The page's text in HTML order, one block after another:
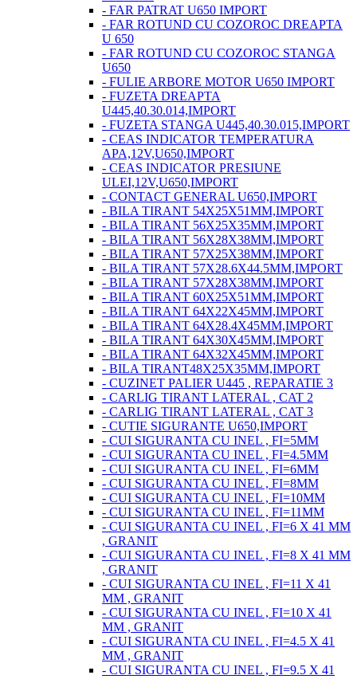
- FAR PATRAT U650 IMPORT
- FAR ROTUND CU COZOROC DREAPTA
U 650
- FAR ROTUND CU COZOROC STANGA
U650
- FULIE ARBORE MOTOR U650 IMPORT
- FUZETA DREAPTA
U445,40.30.014,IMPORT
- FUZETA STANGA U445,40.30.015,IMPORT
- CEAS INDICATOR TEMPERATURA
APA,12V,U650,IMPORT
- CEAS INDICATOR PRESIUNE
ULEI,12V,U650,IMPORT
- CONTACT GENERAL U650,IMPORT
- BILA TIRANT 54X25X51MM,IMPORT
- BILA TIRANT 56X25X35MM,IMPORT
- BILA TIRANT 56X28X38MM,IMPORT
- BILA TIRANT 57X25X38MM,IMPORT
- BILA TIRANT 57X28.6X44.5MM,IMPORT
- BILA TIRANT 57X28X38MM,IMPORT
- BILA TIRANT 60X25X51MM,IMPORT
- BILA TIRANT 64X22X45MM,IMPORT
- BILA TIRANT 64X28.4X45MM,IMPORT
- BILA TIRANT 64X30X45MM,IMPORT
- BILA TIRANT 64X32X45MM,IMPORT
- BILA TIRANT48X25X35MM,IMPORT
- CUZINET PALIER U445 , REPARATIE 3
- CARLIG TIRANT LATERAL , CAT 2
- CARLIG TIRANT LATERAL , CAT 3
- CUTIE SIGURANTE U650,IMPORT
- CUI SIGURANTA CU INEL , FI=5MM
- CUI SIGURANTA CU INEL , FI=4.5MM
- CUI SIGURANTA CU INEL , FI=6MM
- CUI SIGURANTA CU INEL , FI=8MM
- CUI SIGURANTA CU INEL , FI=10MM
- CUI SIGURANTA CU INEL , FI=11MM
- CUI SIGURANTA CU INEL , FI=6 X 41 MM
, GRANIT
- CUI SIGURANTA CU INEL , FI=8 X 41 MM
, GRANIT
- CUI SIGURANTA CU INEL , FI=11 X 41
MM , GRANIT
- CUI SIGURANTA CU INEL , FI=10 X 41
MM , GRANIT
- CUI SIGURANTA CU INEL , FI=4.5 X 41
MM , GRANIT
- CUI SIGURANTA CU INEL , FI=9.5 X 41